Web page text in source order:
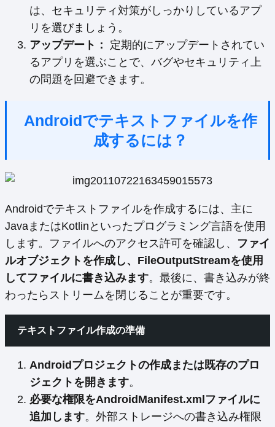
は、セキュリティ対策がしっかりしているアプ
リを選びましょう。
アップデート：
定期的にアップデートされてい
るアプリを選ぶことで、バグやセキュリティ上
の問題を回避できます。
Androidでテキストファイルを作
成するには？
Androidでテキストファイルを作成するには、主に
JavaまたはKotlinといったプログラミング言語を使用
します。ファイルへのアクセス許可を確認し、 ファイ
ルオブジェクトを作成し、FileOutputStreamを使用
してファイルに書き込みます。最後に、書き込みが終
わったらストリームを閉じることが重要です。
テキストファイル作成の準備
Androidプロジェクトの作成または既存のプロ
ジェクトを開きます。
必要な権限をAndroidManifest.xmlファイルに
追加します。外部ストレージへの書き込み権限